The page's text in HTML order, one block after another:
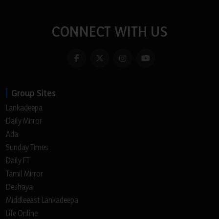
CONNECT WITH US
Group Sites
Lankadeepa
Daily Mirror
Ada
Sunday Times
Daily FT
Tamil Mirror
Deshaya
Middleeast Lankadeepa
Life Online